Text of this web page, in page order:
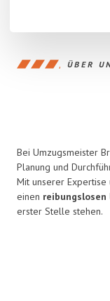
ÜBER
Bei Umzugsmeister
Planung und
Mit unserer
einen reibungslosen
erster Stelle stehen.